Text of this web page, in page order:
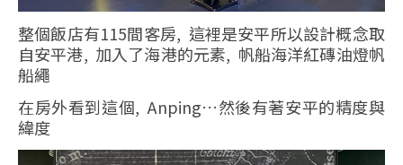
整個飯店有115間客房, 這裡是安平所以設計概念取
自安平港, 加入了海港的元素, 帆船海洋紅磚油燈帆
船繩
在房外看到這個, Anping…然後有著安平的精度與
緯度